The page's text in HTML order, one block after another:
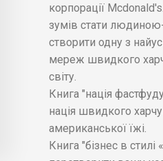
корпорації
зумів стати
створити одну з
мереж швидкого
світу.
Книга "нація
нація швидкого
американської їжі.
Книга "бізнес в